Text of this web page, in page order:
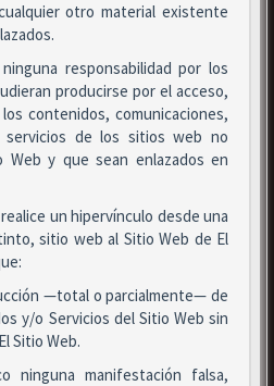
otro material existente
responsabilidad por los
producirse por el acceso,
contenidos, comunicaciones,
servicios de los sitios web no
Web y que sean enlazados en
un hipervínculo desde una
sitio web al Sitio Web de El
—total o parcialmente— de
y/o Servicios del Sitio Web sin
Sitio Web.
ninguna manifestación falsa,